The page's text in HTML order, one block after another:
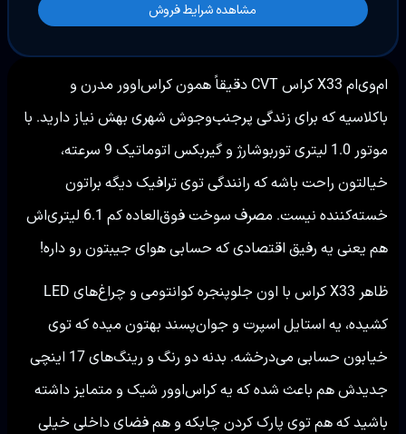
مشاهده شرایط فروش
ام‌وی‌ام X33 کراس CVT دقیقاً همون کراس‌اوور مدرن و
باکلاسیه که برای زندگی پرجنب‌وجوش شهری بهش نیاز دارید. با
موتور 1.0 لیتری توربوشارژ و گیربکس اتوماتیک 9 سرعته،
خیالتون راحت باشه که رانندگی توی ترافیک دیگه براتون
خسته‌کننده نیست. مصرف سوخت فوق‌العاده کم 6.1 لیتری‌اش
هم یعنی یه رفیق اقتصادی که حسابی هوای جیبتون رو داره!
ظاهر X33 کراس با اون جلوپنجره کوانتومی و چراغ‌های LED
کشیده، یه استایل اسپرت و جوان‌پسند بهتون میده که توی
خیابون حسابی می‌درخشه. بدنه دو رنگ و رینگ‌های 17 اینچی
جدیدش هم باعث شده که یه کراس‌اوور شیک و متمایز داشته
باشید که هم توی پارک کردن چابکه و هم فضای داخلی خیلی